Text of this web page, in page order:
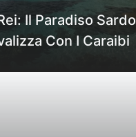
Il Paradiso Sardo
Con I Caraibi